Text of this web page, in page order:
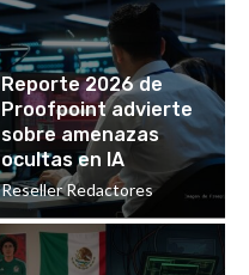
Reporte 2026 de
Proofpoint advierte
sobre amenazas
ocultas en IA
Reseller Redactores